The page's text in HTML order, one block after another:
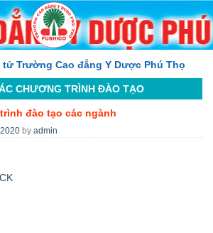
Cao đẳng Y Dược Phú Thọ
CHƯƠNG TRÌNH ĐÀO TẠO
đào tạo các ngành
by admin